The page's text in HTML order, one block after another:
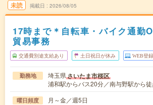
未読 掲載日 2026/08/05
17時まで＊自転車・バイク通勤
貿易事務
交通費別途支給あり 土日祝日が休み WEB登
勤務地 埼玉県さいたま市桜区
浦和駅からバス20分／南与野駅から
曜日頻度 月～金／週5日